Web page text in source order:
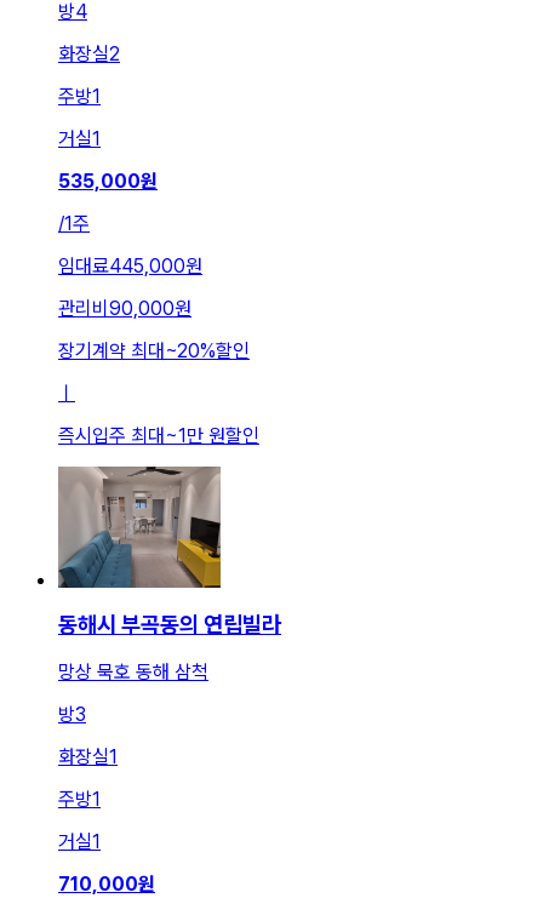
방4
화장실2
주방1
거실1
535,000원
/1주
임대료445,000원
관리비 90,000원
장기계약 최대~20%할인
ㅣ
즉시입주 최대~1만 원할인
동해시 부곡동의 연립빌라
망상 묵호 동해 삼척
방3
화장실1
주방1
거실1
710,000원